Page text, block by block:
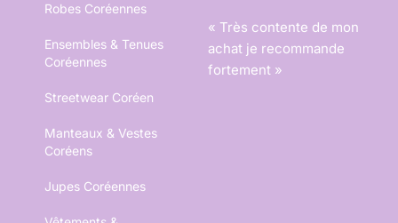
Robes Coréennes
Ensembles & Tenues
Coréennes
Streetwear Coréen
Manteaux & Vestes
Coréens
Jupes Coréennes
« Très contente de mon
achat je recommande
fortement »